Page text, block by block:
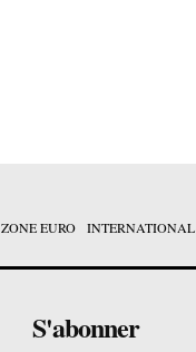
ZONE EURO INTERNATIONAL
S'abonner